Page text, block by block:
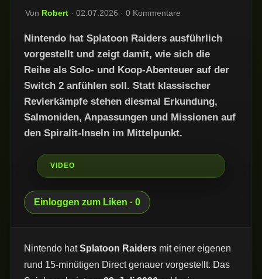
Von Robert · 02.07.2026 · 0 Kommentare
Nintendo hat Splatoon Raiders ausführlich
vorgestellt und zeigt damit, wie sich die
Reihe als Solo- und Koop-Abenteuer auf der
Switch 2 anfühlen soll. Statt klassischer
Revierkämpfe stehen diesmal Erkundung,
Salmoniden, Anpassungen und Missionen auf
den Spiralit-Inseln im Mittelpunkt.
Einloggen zum Liken · 0
Nintendo hatSplatoon Raiders mit einer eigenen
rund 15-minütigen Direct genauer vorgestellt. Das